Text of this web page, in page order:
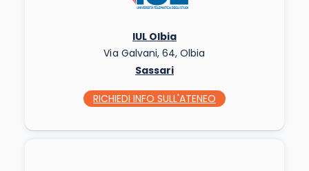
IUL Olbia
Via Galvani, 64, Olbia
Sassari
RICHIEDI INFO SULL'ATENEO